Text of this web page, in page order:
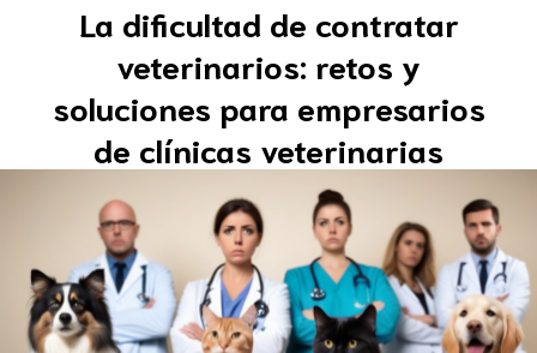
La dificultad de contratar
veterinarios: retos y
soluciones para empresarios
de clínicas veterinarias